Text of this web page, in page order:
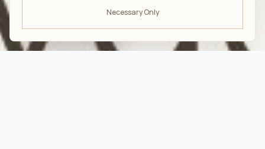
Necessary Only